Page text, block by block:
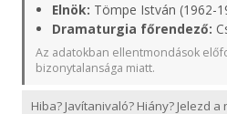
Elnök: Tömpe István (1962-
Dramaturgia főrendező:
Az adatokban ellentmondások
bizonytalansága miatt.
Hiba? Javítanivaló? Hiány? Jelezd